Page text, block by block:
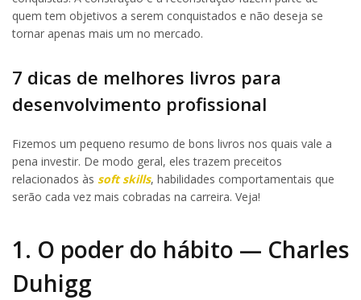
quem tem objetivos a serem conquistados e não deseja se
tornar apenas mais um no mercado.
7 dicas de melhores livros para
desenvolvimento profissional
Fizemos um pequeno resumo de bons livros nos quais vale a
pena investir. De modo geral, eles trazem preceitos
relacionados às soft skills, habilidades comportamentais que
serão cada vez mais cobradas na carreira. Veja!
1. O poder do hábito — Charles
Duhigg